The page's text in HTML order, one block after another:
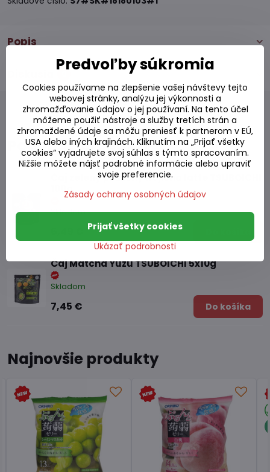
Popis
Podobné produkty
Čaj zelený pražený Hojicha latte TSUBOICHI
100g
Skladom
Čaj Matcha Yuzu TSUBOICHI 5x10g
Skladom
7,45 € Do košíka
Najnovšie produkty
Predvoľby súkromia
Cookies používame na zlepšenie vašej návštevy tejto
webovej stránky, analýzu jej výkonnosti a
zhromažďovanie údajov o jej používaní. Na tento účel
môžeme použiť nástroje a služby tretích strán a
zhromaždené údaje sa môžu preniesť k partnerom v EÚ,
USA alebo iných krajinách. Kliknutím na „Prijať všetky
cookies“ vyjadrujete svoj súhlas s týmto spracovaním.
Nižšie môžete nájsť podrobné informácie alebo upraviť
svoje preferencie.
Zásady ochrany osobných údajov
Ukázať podrobnosti
Prijať všetky cookies